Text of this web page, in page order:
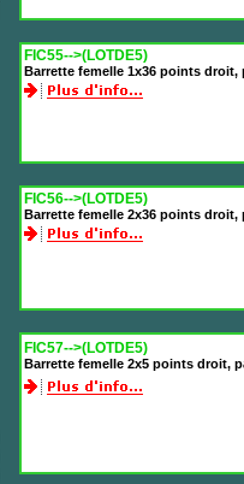
FIC55-->(LOTDE5)
Barrette femelle 1x36 points droit,
FIC56-->(LOTDE5)
Barrette femelle 2x36 points droit,
FIC57-->(LOTDE5)
Barrette femelle 2x5 points droit,